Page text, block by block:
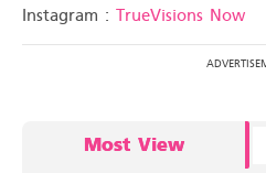
Instagram : TrueVisions Now
Most View